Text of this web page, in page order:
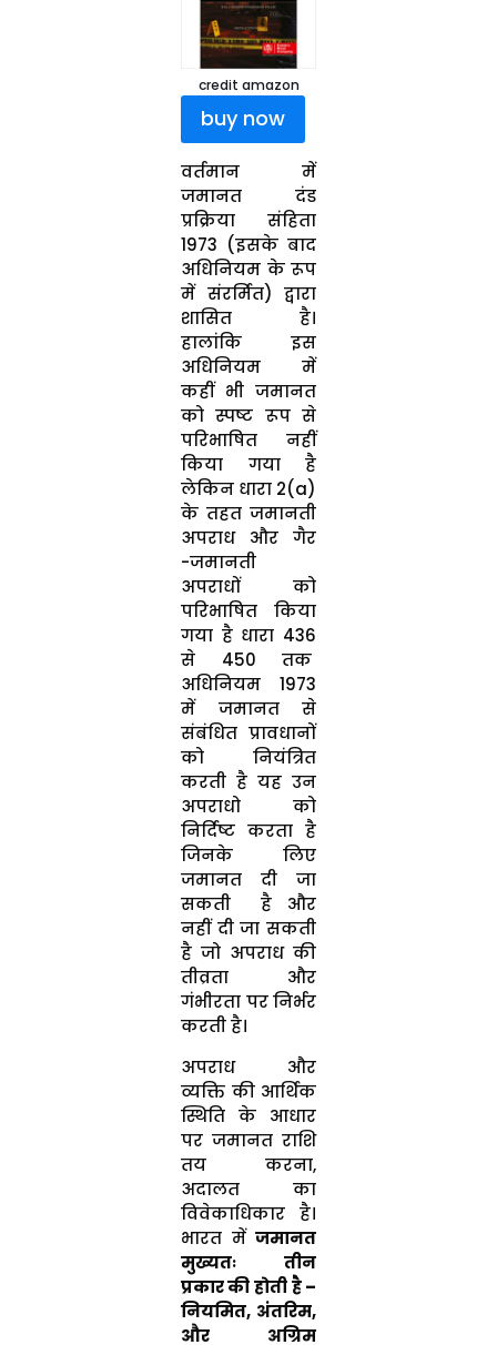
credit amazon
buy now
वर्तमान में
जमानत दंड
प्रक्रिया संहिता
1973 (इसके बाद
अधिनियम के रूप
में संरर्मित) द्वारा
शासित है।
हालांकि इस
अधिनियम में
कहीं भी जमानत
को स्पष्ट रूप से
परिभाषित नहीं
किया गया है
लेकिन धारा 2(a)
के तहत जमानती
अपराध और गैर
-जमानती
अपराधों को
परिभाषित किया
गया है धारा 436
से 450 तक
अधिनियम 1973
में जमानत से
संबंधित प्रावधानों
को नियंत्रित
करती है यह उन
अपराधो को
निर्दिष्ट करता है
जिनके लिए
जमानत दी जा
सकती है और
नहीं दी जा सकती
है जो अपराध की
तीव्रता और
गंभीरता पर निर्भर
करती है।
अपराध और
व्यक्ति की आर्थिक
स्थिति के आधार
पर जमानत राशि
तय करना,
अदालत का
विवेकाधिकार है।
भारत मेंजमानत
मुख्यतः तीन
प्रकार की होती है –
नियमित, अंतरिम,
और अग्रिम